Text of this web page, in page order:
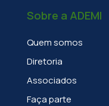
Sobre a ADEMI
Quem somos
Diretoria
Associados
Faça parte